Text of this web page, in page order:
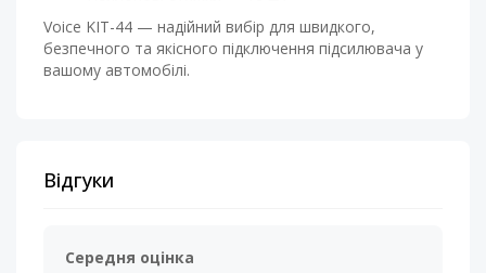
Voice KIT-44 — надійний вибір для швидкого,
безпечного та якісного підключення підсилювача у
вашому автомобілі.
Відгуки
Середня оцінка